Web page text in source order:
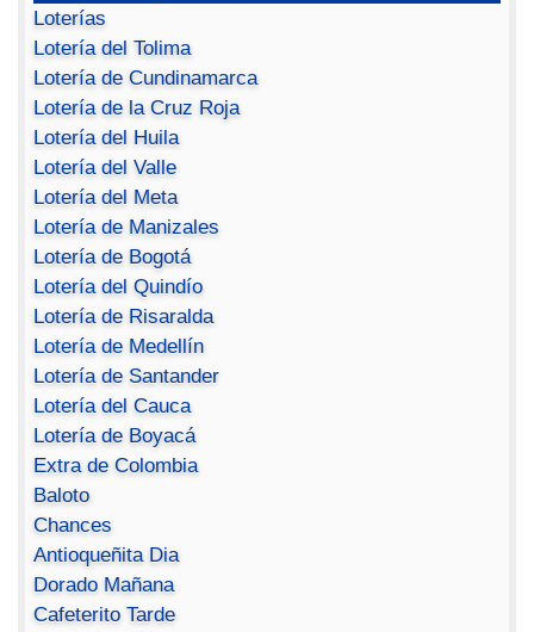
Loterías
Lotería del Tolima
Lotería de Cundinamarca
Lotería de la Cruz Roja
Lotería del Huila
Lotería del Valle
Lotería del Meta
Lotería de Manizales
Lotería de Bogotá
Lotería del Quindío
Lotería de Risaralda
Lotería de Medellín
Lotería de Santander
Lotería del Cauca
Lotería de Boyacá
Extra de Colombia
Baloto
Chances
Antioqueñita Dia
Dorado Mañana
Cafeterito Tarde